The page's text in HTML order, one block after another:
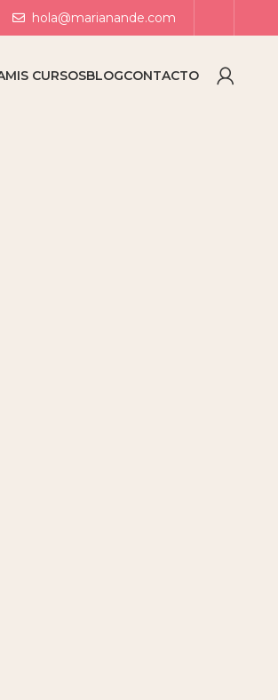
hola@marianande.com
MIS CURSOSBLOGCONTACTO